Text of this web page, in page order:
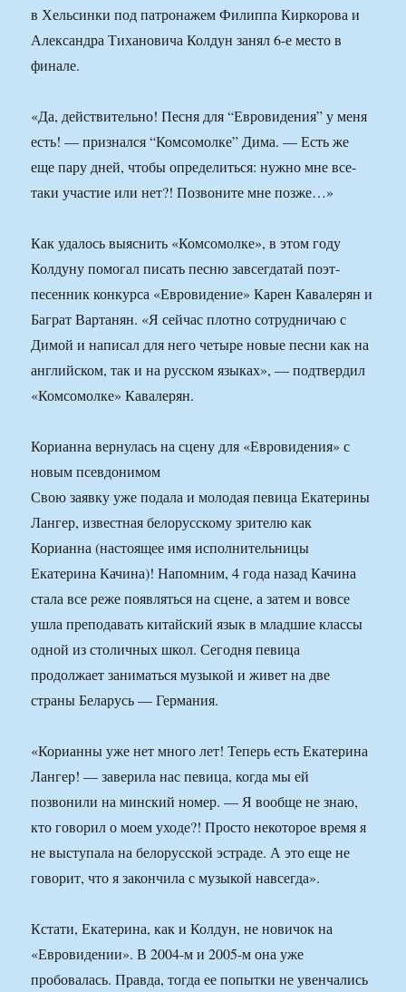
в Хельсинки под патронажем Филиппа Киркорова и
Александра Тихановича Колдун занял 6-е место в
финале.
«Да, действительно! Песня для “Евровидения” у меня
есть! — признался “Комсомолке” Дима. — Есть же
еще пару дней, чтобы определиться: нужно мне все-
таки участие или нет?! Позвоните мне позже…»
Как удалось выяснить «Комсомолке», в этом году
Колдуну помогал писать песню завсегдатай поэт-
песенник конкурса «Евровидение» Карен Кавалерян и
Баграт Вартанян. «Я сейчас плотно сотрудничаю с
Димой и написал для него четыре новые песни как на
английском, так и на русском языках», — подтвердил
«Комсомолке» Кавалерян.
Корианна вернулась на сцену для «Евровидения» с
новым псевдонимом
Свою заявку уже подала и молодая певица Екатерины
Лангер, известная белорусскому зрителю как
Корианна (настоящее имя исполнительницы
Екатерина Качина)! Напомним, 4 года назад Качина
стала все реже появляться на сцене, а затем и вовсе
ушла преподавать китайский язык в младшие классы
одной из столичных школ. Сегодня певица
продолжает заниматься музыкой и живет на две
страны Беларусь — Германия.
«Корианны уже нет много лет! Теперь есть Екатерина
Лангер! — заверила нас певица, когда мы ей
позвонили на минский номер. — Я вообще не знаю,
кто говорил о моем уходе?! Просто некоторое время я
не выступала на белорусской эстраде. А это еще не
говорит, что я закончила с музыкой навсегда».
Кстати, Екатерина, как и Колдун, не новичок на
«Евровидении». В 2004-м и 2005-м она уже
пробовалась. Правда, тогда ее попытки не увенчались